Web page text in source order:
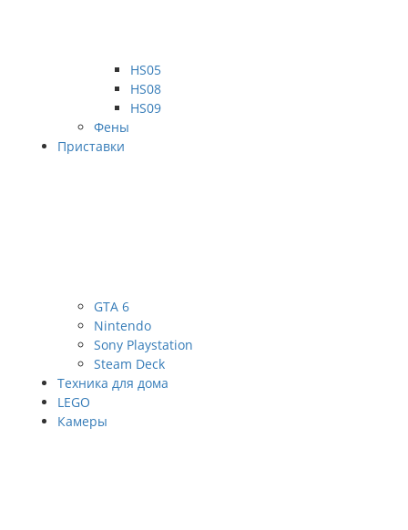
HS05
HS08
HS09
Фены
Приставки
GTA 6
Nintendo
Sony Playstation
Steam Deck
Техника для дома
LEGO
Камеры